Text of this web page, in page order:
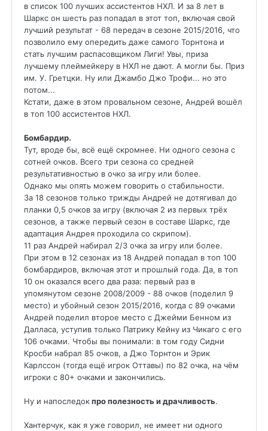
в список 100 лучших ассистентов НХЛ. И за 8 лет в
Шаркс он шесть раз попадал в этот топ, включая свой
лучший результат - 68 передач в сезоне 2015/2016, что
позволило ему опередить даже самого Торнтона и
стать лучшим распасовщиком Лиги! Увы, приза
лучшему плеймейкеру в НХЛ не дают. А могли бы. Приз
им. У. Гретцки. Ну или Джамбо Джо Трофи... но это
потом...
Кстати, даже в этом провальном сезоне, Андрей вошёл
в топ 100 ассистентов НХЛ.
Бомбардир.
Тут, вроде бы, всё ещё скромнее. Ни одного сезона с
сотней очков. Всего три сезона со средней
результативностью в очко за игру или более.
Однако мы опять можем говорить о стабильности.
За 18 сезонов только трижды Андрей не дотягивал до
планки 0,5 очков за игру (включая 2 из первых трёх
сезонов, а также первый сезон в составе Шаркс, где
адаптация Андрея проходила со скрипом).
11 раз Андрей набирал 2/3 очка за игру или более.
При этом в 12 сезонах из 18 Андрей попадал в топ 100
бомбардиров, включая этот и прошлый года. Да, в топ
10 он оказался всего два раза: первый раз в
упомянутом сезоне 2008/2009 - 88 очков (поделил 9
место) и убойный сезон 2015/2016, когда с 89 очками
Андрей поделил второе место с Джейми Бенном из
Далласа, уступив только Патрику Кейну из Чикаго с его
106 очками. Чтобы вы понимали: в том году Сидни
Кросби набрал 85 очков, а Джо Торнтон и Эрик
Карлссон (тогда ещё игрок Оттавы) по 82 очка, на чём
игроки с 80+ очками и закончились.
Ну и напоследокпро полезность и драчливость.
Хантерчук, как я уже говорил, не имеет ни одного